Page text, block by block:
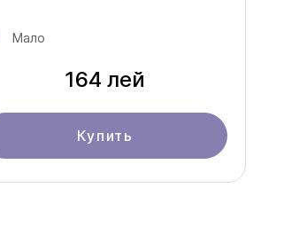
Мало
164 лей
Купить